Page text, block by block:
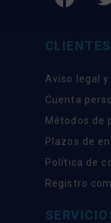
CLIENTES
Aviso legal
Cuenta
Métodos de
Plazos de
Política de
Registro